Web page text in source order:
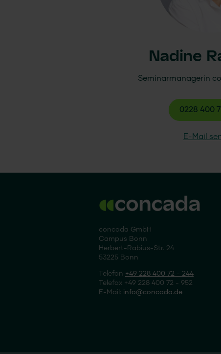
Nadine
Seminarmanagerin
0228 400
E-Mail
concada GmbH
Campus Bonn
Herbert-Rabius-Str. 24
53225 Bonn
Telefon +49 228 400 72 - 244
Telefax +49 228 400 72 - 952
E-Mail: info concada.de